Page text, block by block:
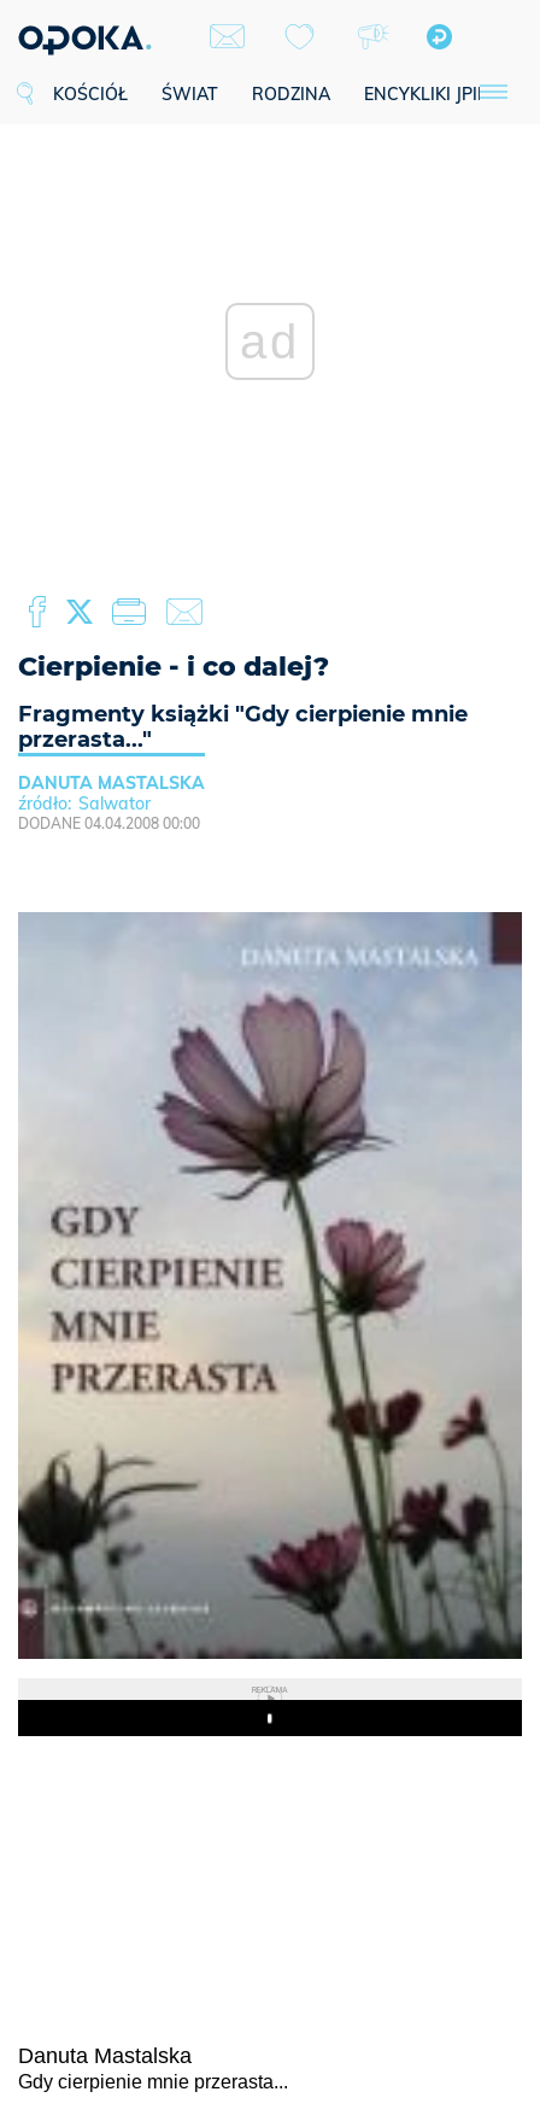
KOŚCIÓŁ ŚWIAT RODZINA ENCYKLIKI JPII
ad
Cierpienie - i co dalej?
Fragmenty książki "Gdy cierpienie mnie
przerasta..."
DANUTA MASTALSKA
Salwator
DODANE 04.04.2008 00:00
REKLAMA
Play
Danuta Mastalska
Gdy cierpienie mnie przerasta...